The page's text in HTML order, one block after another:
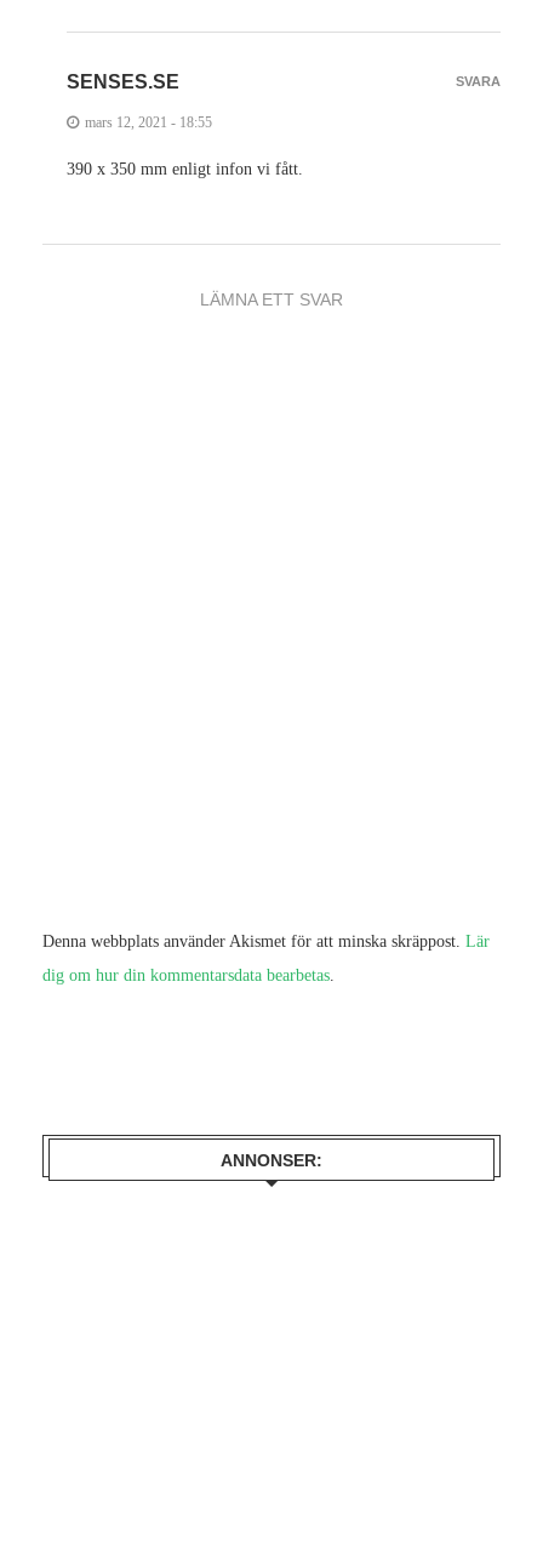
SENSES.SE
mars 12, 2021 - 18:55
390 x 350 mm enligt infon vi fått.
SVARA
LÄMNA ETT SVAR
Denna webbplats använder Akismet för att minska skräppost. Lär
dig om hur din kommentarsdata bearbetas.
ANNONSER: